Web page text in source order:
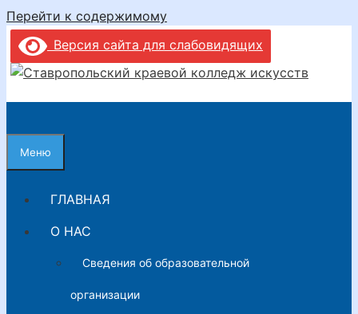
Перейти к содержимому
Версия сайта для слабовидящих
Меню
ГЛАВНАЯ
О НАС
Сведения об образовательной
организации